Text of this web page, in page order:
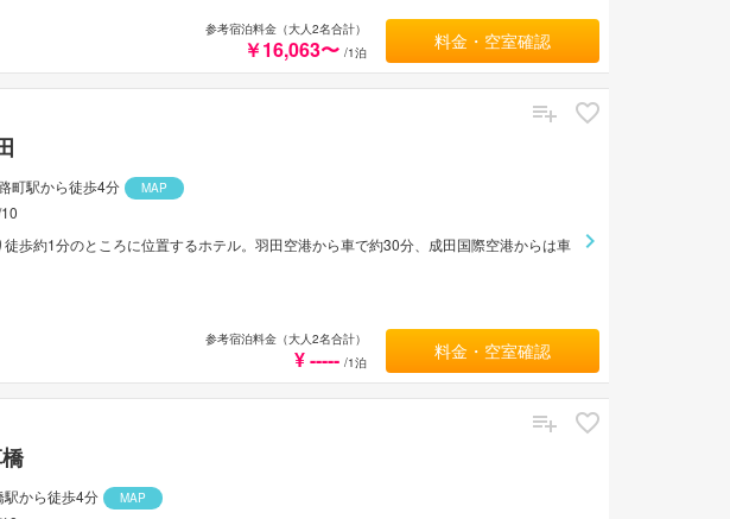
は快適なサービスをご提供しており、東京の滞在先には最適です。
参考宿泊料金（大人2名合計）
￥16,063〜 /1泊 料金・空室確認
町駅から徒歩4分 MAP
歩約1分のところに位置するホテル。羽田空港から車で約30分、成田国際空港からは車
参考宿泊料金（大人2名合計）
¥ ----- /1泊 料金・空室確認
駅から徒歩4分 MAP